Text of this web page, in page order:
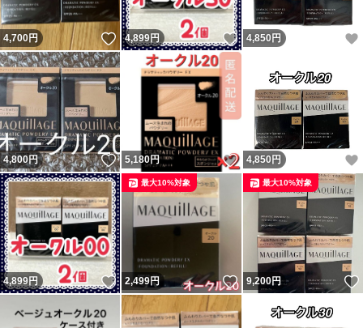
4,700円 いいね！
4,899円 いいね！
4,850 円
4,800円 いいね！
5,180円 いいね！
4,850 円
4,899円 いいね！
2,499円 いいね！
最大10%対象
9,200円
最大10%対象